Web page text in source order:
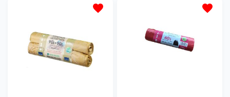
znečistením a na
bezkontaktnú manipuláciu s
odpadom. Svoje využitie
indetifikáciu materiálu alebo